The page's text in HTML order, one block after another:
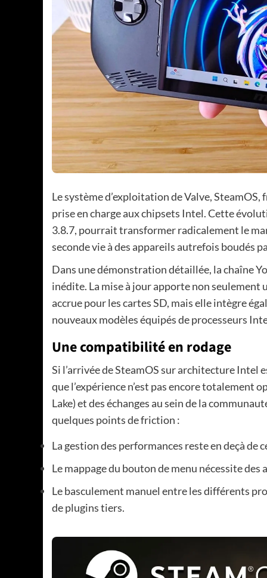
Le système d’exploitation de Valve,
prise en charge aux chipsets Intel. Cette
3.8.7, pourrait transformer radicalement le
seconde vie à des appareils autrefois boudés
Dans une démonstration détaillée, la chaîne
inédite. La mise à jour apporte non
accrue pour les cartes SD, mais elle intègre
nouveaux modèles équipés de processeurs
Une compatibilité en rodage
Si l’arrivée de SteamOS sur architecture Intel
que l’expérience n’est pas encore totalement
Lake) et des échanges au sein de la
quelques points de friction :
La gestion des performances reste en deçà de
Le mappage du bouton de menu nécessite des
Le basculement manuel entre les différents
de plugins tiers.